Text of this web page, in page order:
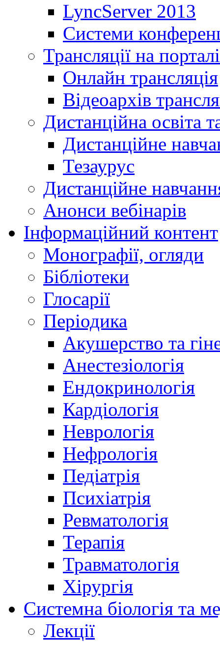
LyncServer 2013
Системи
Трансляції на порталі
Онлайн трансляція
Відеоархів
Дистанційна освіта
Дистанційне
Тезаурус
Дистанційне
Анонси вебінарів
Інформаційний контент
Монографії, огляди
Бібліотеки
Глосарії
Періодика
Акушерство та
Анестезіологія
Ендокринологія
Кардіологія
Неврологія
Нефрологія
Педіатрія
Психіатрія
Ревматологія
Терапія
Травматологія
Хірургія
Системна біологія та
Лекції